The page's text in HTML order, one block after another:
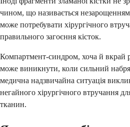
чином, що називається
може потребувати хірургічного
правильного загоєння кісток.
Компартмент-синдром, хоча й вкрай
може виникнути, коли сильний
медична надзвичайна ситуація
негайного хірургічного втручання
тканин.